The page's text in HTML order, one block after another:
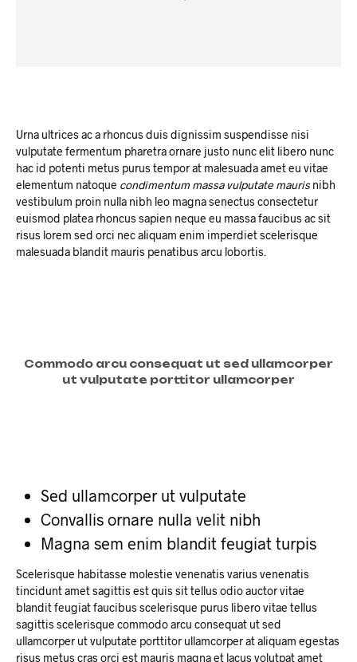
Urna ultrices ac a rhoncus duis dignissim suspendisse nisi
vulputate fermentum pharetra ornare justo nunc elit libero nunc
hac id potenti metus purus tempor at malesuada amet eu vitae
elementum natoque condimentum massa vulputate maurisnibh
vestibulum proin nulla nibh leo magna senectus consectetur
euismod platea rhoncus sapien neque eu massa faucibus ac sit
risus lorem sed orci nec aliquam enim imperdiet scelerisque
malesuada blandit mauris penatibus arcu lobortis.
Commodo arcu consequat ut sed ullamcorper
ut vulputate porttitor ullamcorper
Sed ullamcorper ut vulputate
Convallis ornare nulla velit nibh
Magna sem enim blandit feugiat turpis
Scelerisque habitasse molestie venenatis varius venenatis
tincidunt amet sagittis est quis sit tellus odio auctor vitae
blandit feugiat faucibus scelerisque purus libero vitae tellus
sagittis scelerisque commodo arcu consequat ut sed
ullamcorper ut vulputate porttitor ullamcorper at aliquam egestas
risus metus cras orci est mauris magna et lacus volutpat amet